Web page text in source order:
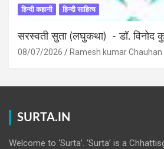
हिन्दी कहानी हिन्दी साहित्य
सरस्वती सुता (लघुकथा) ​- डॉ. विनोद
08/07/2026 Ramesh kumar Chauhan
SURTA.IN
Welcome to ‘Surta’. ‘Surta’ is a